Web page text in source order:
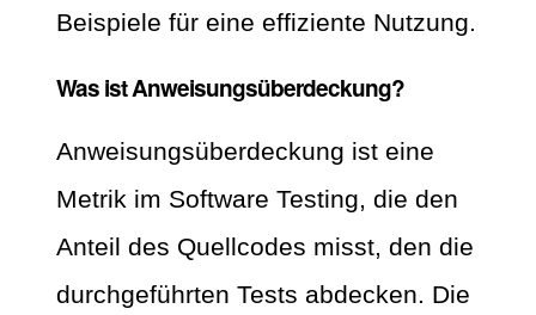
Beispiele für eine effiziente Nutzung.
Was ist Anweisungsüberdeckung?
Anweisungsüberdeckung ist eine
Metrik im Software Testing, die den
Anteil des Quellcodes misst, den die
durchgeführten Tests abdecken. Die